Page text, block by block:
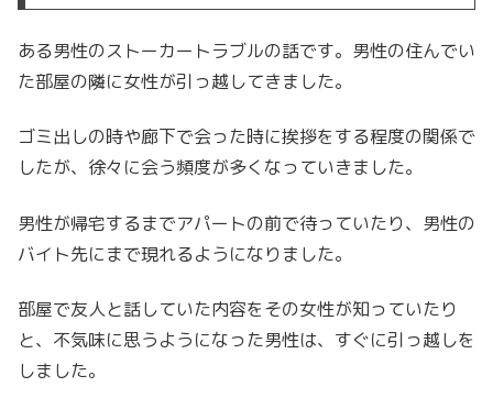
ある男性のストーカートラブルの話です。男性の住んでい
た部屋の隣に女性が引っ越してきました。
ゴミ出しの時や廊下で会った時に挨拶をする程度の関係で
したが、徐々に会う頻度が多くなっていきました。
男性が帰宅するまでアパートの前で待っていたり、男性の
バイト先にまで現れるようになりました。
部屋で友人と話していた内容をその女性が知っていたり
と、不気味に思うようになった男性は、すぐに引っ越しを
しました。